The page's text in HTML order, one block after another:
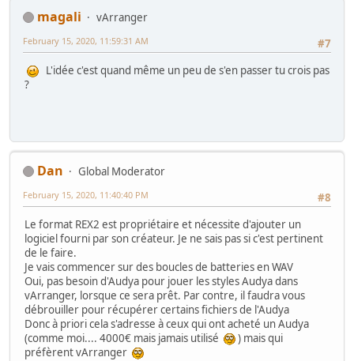
magali
vArranger
#7
February 15, 2020, 11:59:31 AM
L'idée c'est quand même un peu de s'en passer tu crois pas
?
Dan
Global Moderator
#8
February 15, 2020, 11:40:40 PM
Le format REX2 est propriétaire et nécessite d'ajouter un
logiciel fourni par son créateur. Je ne sais pas si c'est pertinent
de le faire.
Je vais commencer sur des boucles de batteries en WAV
Oui, pas besoin d'Audya pour jouer les styles Audya dans
vArranger, lorsque ce sera prêt. Par contre, il faudra vous
débrouiller pour récupérer certains fichiers de l'Audya
Donc à priori cela s'adresse à ceux qui ont acheté un Audya
(comme moi.... 4000€ mais jamais utilisé
) mais qui
préfèrent vArranger